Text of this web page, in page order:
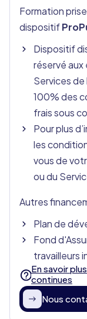
Formation
dispositif
Dispositif
réservé aux
Services de
100% des
frais sous
Pour plus
les
vous de
ou du
Autres
Plan de
Fond
travailleurs
En savoir
continues
Nous